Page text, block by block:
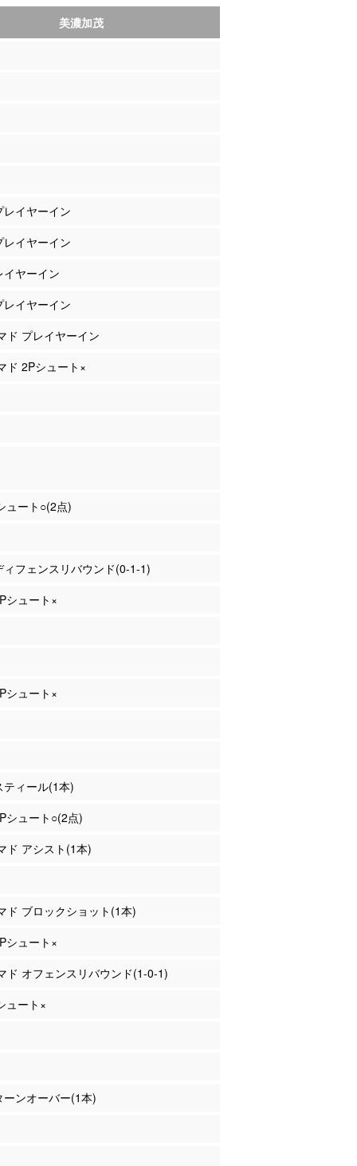
美濃加茂
イヤーイン
イヤーイン
ヤーイン
イヤーイン
ド プレイヤーイン
ド 2Pシュート×
ュート○(2点)
ィフェンスリバウンド(0-1-1)
シュート×
シュート×
ィール(1本)
シュート○(2点)
ド アシスト(1本)
ド ブロックショット(1本)
シュート×
ド オフェンスリバウンド(1-0-1)
ュート×
ンオーバー(1本)